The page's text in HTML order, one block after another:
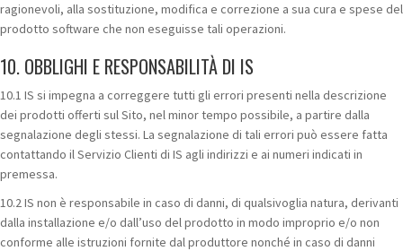
ragionevoli, alla sostituzione, modifica e correzione a sua cura e spese del
prodotto software che non eseguisse tali operazioni.
10. OBBLIGHI E RESPONSABILITÀ DI IS
10.1 IS si impegna a correggere tutti gli errori presenti nella descrizione
dei prodotti offerti sul Sito, nel minor tempo possibile, a partire dalla
segnalazione degli stessi. La segnalazione di tali errori può essere fatta
contattando il Servizio Clienti di IS agli indirizzi e ai numeri indicati in
premessa.
10.2 IS non è responsabile in caso di danni, di qualsivoglia natura, derivanti
dalla installazione e/o dall’uso del prodotto in modo improprio e/o non
conforme alle istruzioni fornite dal produttore nonché in caso di danni